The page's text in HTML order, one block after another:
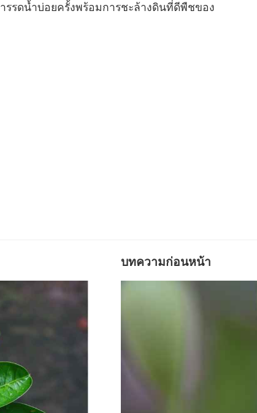
รดน้ำบ่อยครั้งพร้อมการชะล้างดินที่ดีพืชของ
บทความก่อนหน้า